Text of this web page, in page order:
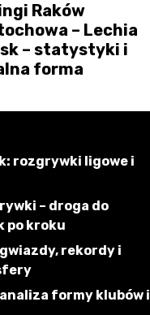
Raków
– Lechia
– statystyki i
forma
rozgrywki ligowe i
– droga do
po kroku
rekordy i
formy klubów i